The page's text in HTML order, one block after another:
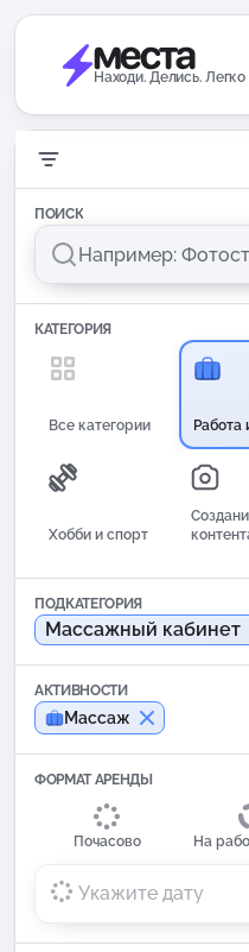
Находи. Делись. Легко
ПОИСК
КАТЕГОРИЯ
Все категории Работа
Хобби и спорт
ПОДКАТЕГОРИЯ
Массажный кабинет
АКТИВНОСТИ
Массаж
ФОРМАТ АРЕНДЫ
Почасово На
Укажите дату